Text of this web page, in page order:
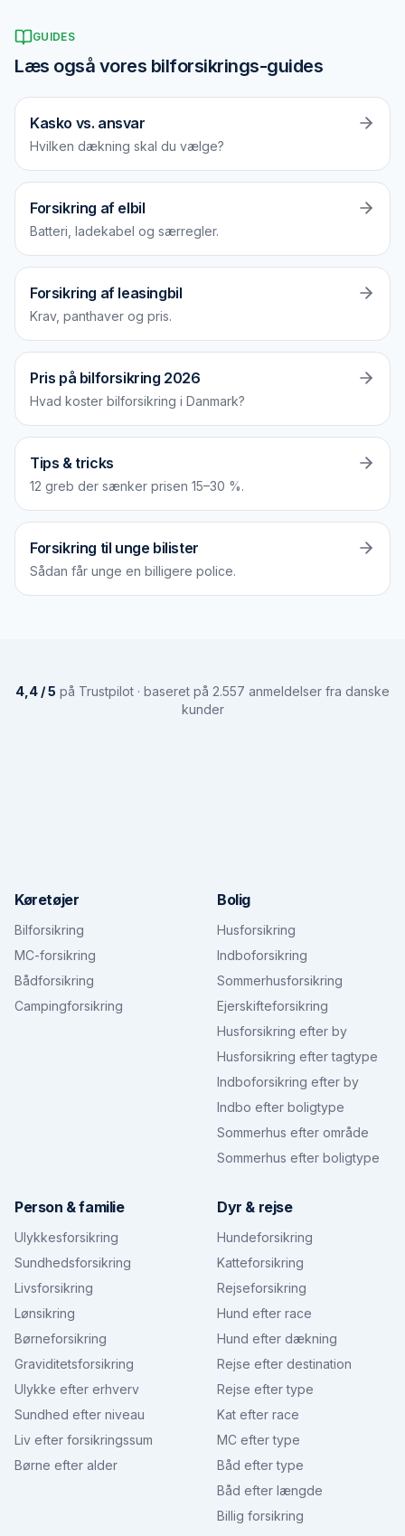
GUIDES
Læs også vores bilforsikrings-guides
Kasko vs. ansvar
Hvilken dækning skal du vælge?
Forsikring af elbil
Batteri, ladekabel og særregler.
Forsikring af leasingbil
Krav, panthaver og pris.
Pris på bilforsikring 2026
Hvad koster bilforsikring i Danmark?
Tips & tricks
12 greb der sænker prisen 15–30 %.
Forsikring til unge bilister
Sådan får unge en billigere police.
4,4 / 5 på Trustpilot · baseret på 2.557 anmeldelser fra danske
kunder
Køretøjer
Bilforsikring
MC-forsikring
Bådforsikring
Campingforsikring
Bolig
Husforsikring
Indboforsikring
Sommerhusforsikring
Ejerskifteforsikring
Husforsikring efter by
Husforsikring efter tagtype
Indboforsikring efter by
Indbo efter boligtype
Sommerhus efter område
Sommerhus efter boligtype
Person & familie
Ulykkesforsikring
Sundhedsforsikring
Livsforsikring
Lønsikring
Børneforsikring
Graviditetsforsikring
Ulykke efter erhverv
Sundhed efter niveau
Liv efter forsikringssum
Børne efter alder
Dyr & rejse
Hundeforsikring
Katteforsikring
Rejseforsikring
Hund efter race
Hund efter dækning
Rejse efter destination
Rejse efter type
Kat efter race
MC efter type
Båd efter type
Båd efter længde
Billig forsikring